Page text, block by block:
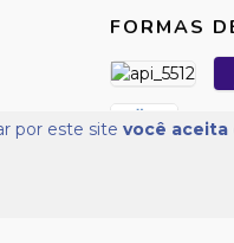
por este site você aceita
FORMAS
Todos os direitos